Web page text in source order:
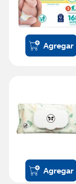
Agregar
Agregar